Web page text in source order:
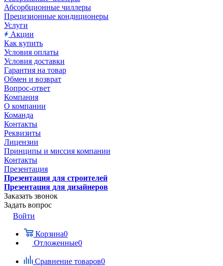
Абсорбционные чиллеры
Прецизионные кондиционеры
Услуги
Акции
Как купить
Условия оплаты
Условия доставки
Гарантия на товар
Обмен и возврат
Вопрос-ответ
Компания
О компании
Команда
Контакты
Реквизиты
Лицензии
Принципы и миссия компании
Контакты
Презентация
Презентация для строителей
Презентация для дизайнеров
Заказать звонок
Задать вопрос
Войти
Корзина0
Отложенные0
Сравнение товаров0